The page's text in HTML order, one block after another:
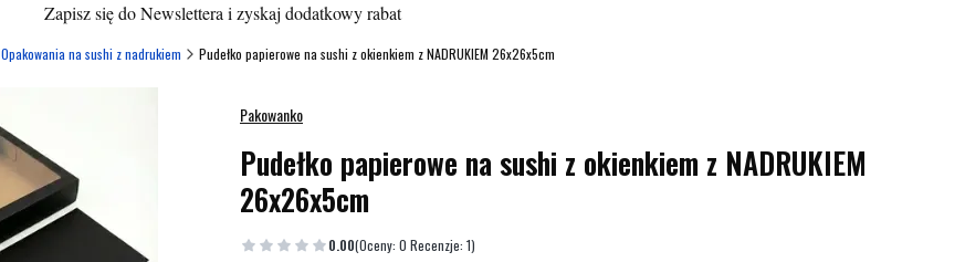
Zapisz się do Newslettera i zyskaj dodatkowy rabat
Opakowania na sushi z nadrukiem Pudełko papierowe na sushi z okienkiem z NADRUKIEM 26x26x5cm
Pakowanko
Pudełko papierowe na sushi z okienkiem z NADRUKIEM
26x26x5cm
0.00(Oceny: 0 Recenzje: 1)